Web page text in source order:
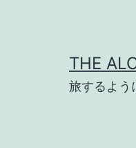
THE
旅するよう